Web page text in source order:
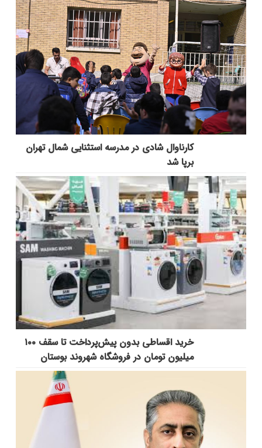
کارناوال شادی در مدرسه استثنایی شمال تهران
برپا شد
خرید اقساطی بدون پیش‌پرداخت تا سقف ۱۰۰
میلیون تومان در فروشگاه شهروند بوستان